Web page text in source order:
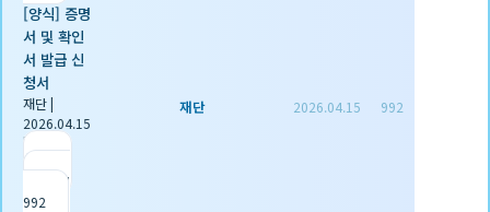
[양식] 증명
서 및 확인
서 발급 신
청서
재단|
2026.04.15
|
조회
992
재단 2026.04.15 992